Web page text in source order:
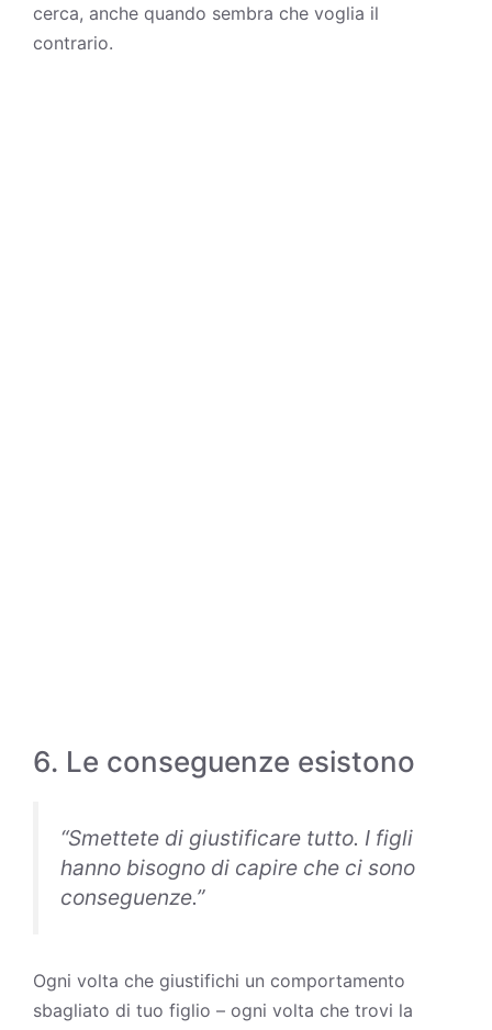
cerca, anche quando sembra che voglia il
contrario.
6. Le conseguenze esistono
“Smettete di giustificare tutto. I figli
hanno bisogno di capire che ci sono
conseguenze.”
Ogni volta che giustifichi un comportamento
sbagliato di tuo figlio – ogni volta che trovi la